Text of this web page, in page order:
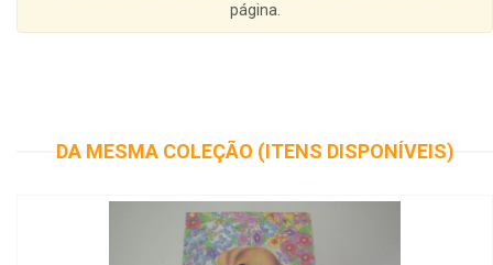
página.
DA MESMA COLEÇÃO (ITENS DISPONÍVEIS)